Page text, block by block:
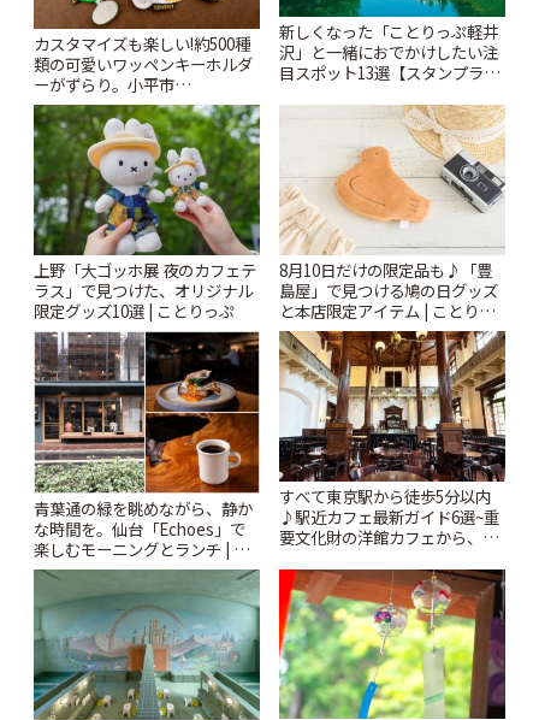
カスタマイズも楽しい!約500種
類の可愛いワッペンキーホルダ
ーがずらり。小平市
「Kimamaya T&K」 | ことりっ
ぷ
新しくなった「ことりっぷ軽井
沢」と一緒におでかけしたい注
目スポット13選【スタンプラリ
上野「大ゴッホ展 夜のカフェテ
ラス」で見つけた、オリジナル
限定グッズ10選 | ことりっぷ
8月10日だけの限定品も♪「豊
島屋」で見つける鳩の日グッズ
と本店限定アイテム | ことりっ
ぷ
青葉通の緑を眺めながら、静か
な時間を。仙台「Echoes」で
楽しむモーニングとランチ | こ
とりっぷ
すべて東京駅から徒歩5分以内
♪駅近カフェ最新ガイド6選~重
要文化財の洋館カフェから、改
りっぷ